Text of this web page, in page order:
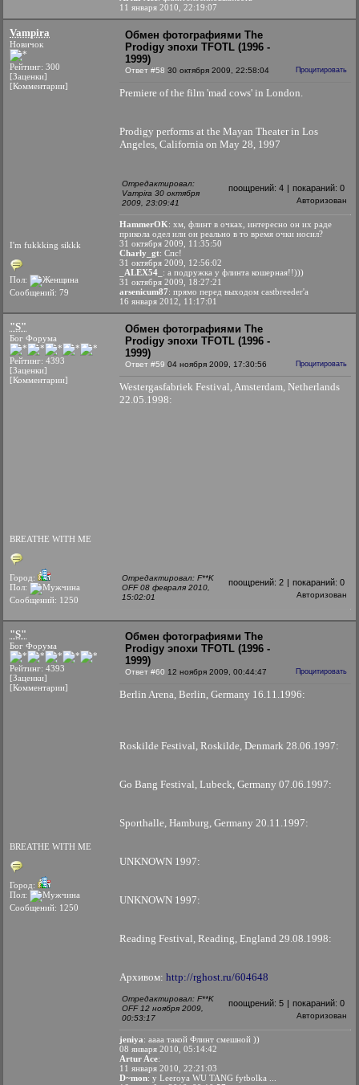
11 января 2010, 22:19:07
Vampira
Новичок
Рейтинг: 300
[Заценки]
[Комментарии]
I'm fukkking sikkk
Пол:
Сообщений: 79
Обмен фотографиями The
Prodigy эпохи TFOTL (1996 -
1999)
Ответ #58 30 октября 2009, 22:58:04 Процитировать
Premiere of the film 'mad cows' in London.
Prodigy performs at the Mayan Theater in Los
Angeles, California on May 28, 1997
Отредактировал:
Vampira 30 октября
2009, 23:09:41
поощрений: 4 | покараний: 0
Авторизован
HammerOK: хм, флинт в очках, интересно он их раде
прикола одел или он реально в то время очки носил?
31 октября 2009, 11:35:50
Charly_gt: Спс!
31 октября 2009, 12:56:02
_ALEX54_ : а подружка у флинта кошерная!!)))
31 октября 2009, 18:27:21
arsenicum87: прямо перед выходом castbreeder'a
16 января 2012, 11:17:01
"S"
Бог Форума
Рейтинг: 4393
[Заценки]
[Комментарии]
BREATHE WITH ME
Город:
Пол:
Сообщений: 1250
Обмен фотографиями The
Prodigy эпохи TFOTL (1996 -
1999)
Ответ #59 04 ноября 2009, 17:30:56 Процитировать
Westergasfabriek Festival, Amsterdam, Netherlands
22.05.1998:
Отредактировал: F**K
OFF 08 февраля 2010,
15:02:01
поощрений: 2 | покараний: 0
Авторизован
"S"
Бог Форума
Рейтинг: 4393
[Заценки]
[Комментарии]
BREATHE WITH ME
Город:
Пол:
Сообщений: 1250
Обмен фотографиями The
Prodigy эпохи TFOTL (1996 -
1999)
Ответ #60 12 ноября 2009, 00:44:47 Процитировать
Berlin Arena, Berlin, Germany 16.11.1996:
Roskilde Festival, Roskilde, Denmark 28.06.1997:
Go Bang Festival, Lubeck, Germany 07.06.1997:
Sporthalle, Hamburg, Germany 20.11.1997:
UNKNOWN 1997:
UNKNOWN 1997:
Reading Festival, Reading, England 29.08.1998:
Архивом: http://rghost.ru/604648
Отредактировал: F**K
OFF 12 ноября 2009,
00:53:17
поощрений: 5 | покараний: 0
Авторизован
jeniya: аааа такой Флинт смешной ))
08 января 2010, 05:14:42
Artur Ace:
11 января 2010, 22:21:03
D~mon: y Leeroya WU TANG fytbolka ...